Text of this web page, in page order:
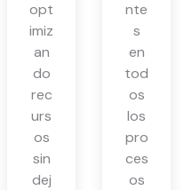
opt
imiz
an
do
rec
urs
os
sin
dej
nte
s
en
tod
os
los
pro
ces
os